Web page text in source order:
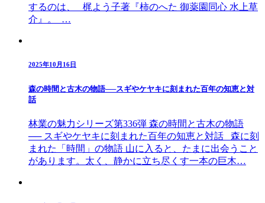
するのは、 梶よう子著『柿のへた 御薬園同心 水上草
介』。 …
2025年10月16日
森の時間と古木の物語──スギやケヤキに刻まれた百年の知恵と対
話
林業の魅力シリーズ第336弾 森の時間と古木の物語
── スギやケヤキに刻まれた百年の知恵と対話 森に刻
まれた「時間」の物語 山に入ると、たまに出会うこと
があります。太く、静かに立ち尽くす一本の巨木…